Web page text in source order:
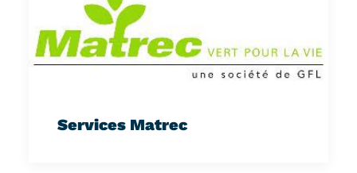
Services Matrec